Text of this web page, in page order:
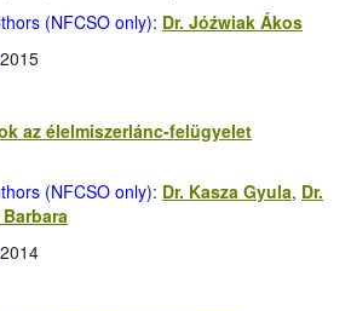
(NFCSO only): Dr. Jóźwiak Ákos
az élelmiszerlánc-felügyelet
(NFCSO only): Dr. Kasza Gyula, Dr.